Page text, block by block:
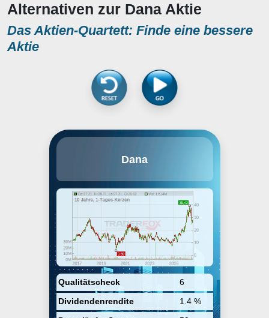
Alternativen zur Dana Aktie
Das Aktien-Quartett: Finde eine bessere
Aktie
Dana
Qualitätscheck
6
Dividendenrendite
1.4 %
amerikanischer
Unternehmen plant, entwickelt
und produziert Value-Added-
Produkte und Systeme für
Personenwagen, Lastwagen und
Nutzfahrzeuge. Schlüsselprodukte
sind neben anderen Vorder- und
Hinterachsen, Differentiale,
Druckluftkontrollen und andere
Kontrollsysteme,
Zylinderkopfdichtungen,
Kühlsysteme oder Elemente für
die Brennstoffzelle. Eingesetzt
werden diese in PKW,